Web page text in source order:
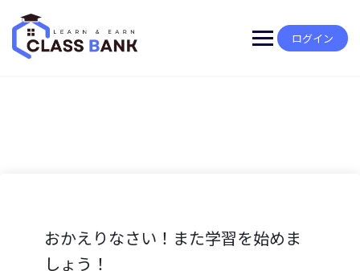
content
ログイン
おかえりなさい！また学習を始めま
しょう！